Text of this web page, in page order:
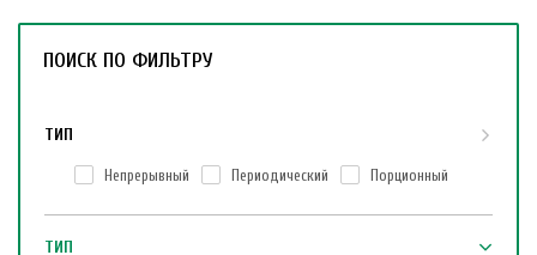
ПОИСК ПО ФИЛЬТРУ
ТИП
Непрерывный Периодический Порционный
ТИП